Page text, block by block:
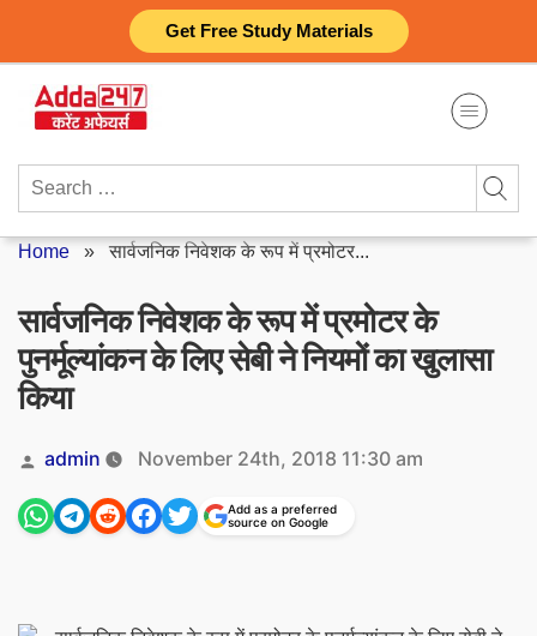
Get Free Study Materials
content
Search
Home »सार्वजनिक निवेशक के रूप में प्रमोटर...
सार्वजनिक निवेशक के रूप में प्रमोटर के
पुनर्मूल्यांकन के लिए सेबी ने नियमों का खुलासा
किया
Posted
by
admin November 24th, 2018 11:30 am
Add as a preferred
source on Google